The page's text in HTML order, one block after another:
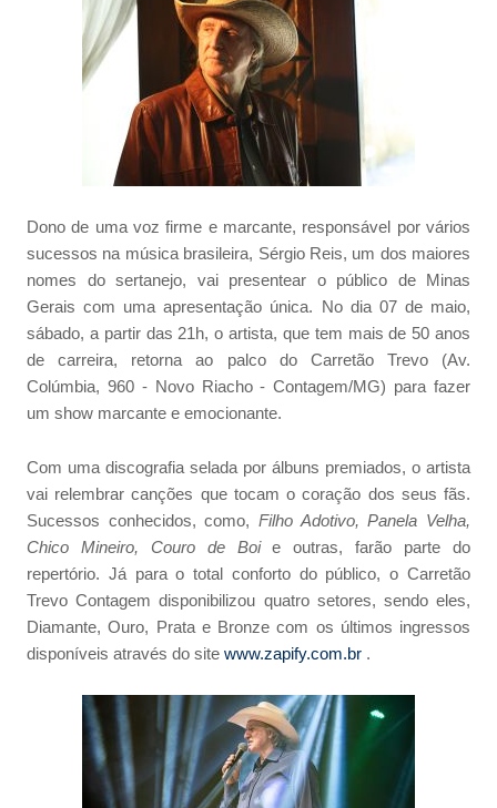
Dono de uma voz firme e marcante, responsável por vários
sucessos na música brasileira, Sérgio Reis, um dos maiores
nomes do sertanejo, vai presentear o público de Minas
Gerais com uma apresentação única. No dia 07 de maio,
sábado, a partir das 21h, o artista, que tem mais de 50 anos
de carreira, retorna ao palco do Carretão Trevo (Av.
Colúmbia, 960 - Novo Riacho - Contagem/MG) para fazer
um show marcante e emocionante.
Com uma discografia selada por álbuns premiados, o artista
vai relembrar canções que tocam o coração dos seus fãs.
Sucessos conhecidos, como, Filho Adotivo, Panela Velha,
Chico Mineiro, Couro de Boie outras, farão parte do
repertório. Já para o total conforto do público, o Carretão
Trevo Contagem disponibilizou quatro setores, sendo eles,
Diamante, Ouro, Prata e Bronze com os últimos ingressos
disponíveis através do site www.zapify.com.br .